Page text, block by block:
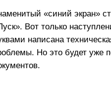
«синий экран»
Вот только
написана
Но это будет уже